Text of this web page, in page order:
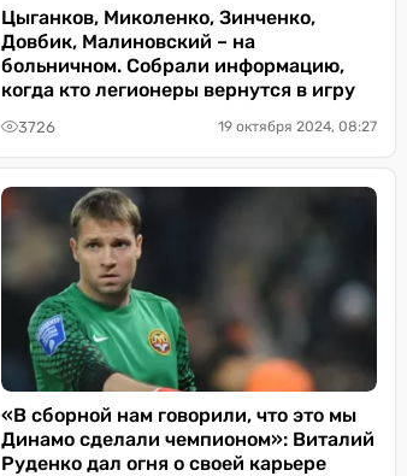
Цыганков, Миколенко, Зинченко,
Довбик, Малиновский – на
больничном. Собрали информацию,
когда кто легионеры вернутся в игру
3726 19 октября 2024, 08:27
«В сборной нам говорили, что это мы
Динамо сделали чемпионом»: Виталий
Руденко дал огня о своей карьере